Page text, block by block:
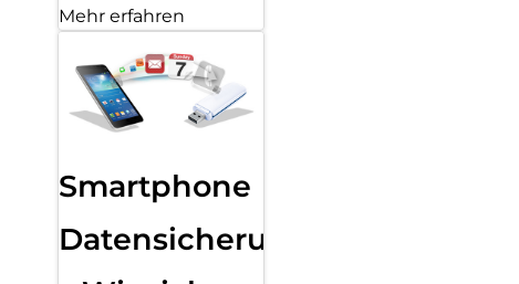
Mehr erfahren
Smartphone
Datensicherung